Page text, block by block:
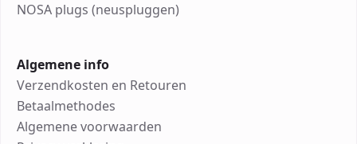
NOSA plugs (neuspluggen)
Algemene info
Verzendkosten en Retouren
Betaalmethodes
Algemene voorwaarden